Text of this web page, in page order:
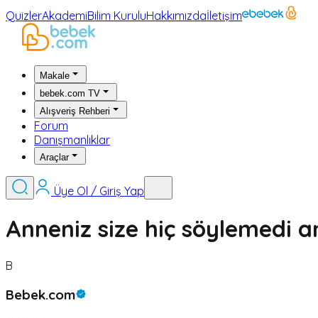
QuizlerAkademiBilim KuruluHakkımızdaİletişim
Makale
bebek.com TV
Alışveriş Rehberi
Forum
Danışmanlıklar
Araçlar
Üye Ol / Giriş Yap
Anneniz size hiç söylemedi
B
Bebek.com